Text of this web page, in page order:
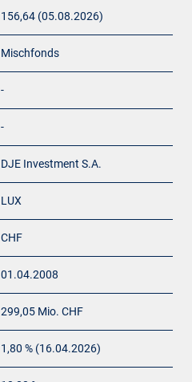
156,64 (05.08.2026)
Mischfonds
-
-
DJE Investment S.A.
LUX
CHF
01.04.2008
299,05 Mio. CHF
1,80 % (16.04.2026)